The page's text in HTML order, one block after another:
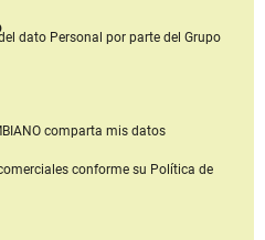
dato Personal por parte del Grupo
comparta mis datos
conforme su Política de